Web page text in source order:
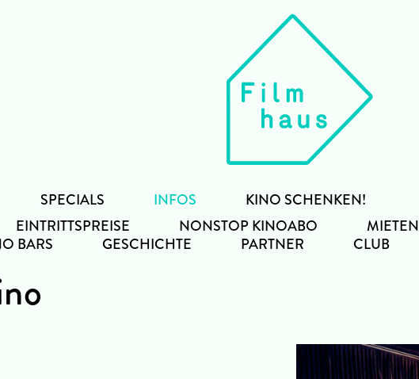
SPECIALS
INFOS
EINTRITTSPREISE NONSTOP KINOABO MIETEN
BARS GESCHICHTE PARTNER CLUB
KINO SCHENKEN!